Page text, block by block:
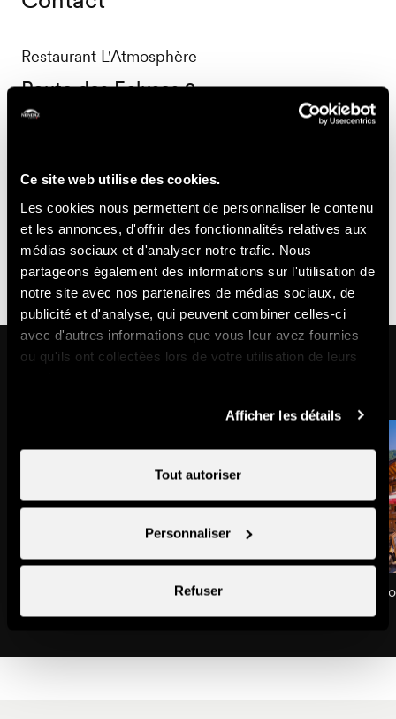
Ce site web utilise des cookies.
Les cookies nous permettent de personnaliser le contenu
et les annonces, d'offrir des fonctionnalités relatives aux
médias sociaux et d'analyser notre trafic. Nous
partageons également des informations sur l'utilisation de
notre site avec nos partenaires de médias sociaux, de
publicité et d'analyse, qui peuvent combiner celles-ci
avec d'autres informations que vous leur avez fournies
ou qu'ils ont collectées lors de votre utilisation de leurs
Afficher les détails
Tout autoriser
Personnaliser
Refuser
Restaurant L'Atmosphère
Route des Ecluses 2
1997 Haute-Nendaz
info.atmosphererestaurant@gmail.com
Informations pratiques
The restaurant also proposes a home delivery service.
Pourrait aussi vous intéresser
Restaurant L'Amicalement Vôtre
Restaurants
Restaurant de
Restaurants